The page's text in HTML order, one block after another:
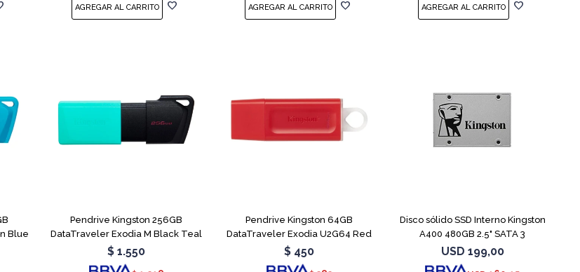
Blue
Pendrive Kingston 256GB
DataTraveler Exodia M Black Teal
$ 1.550
Pendrive Kingston 64GB
DataTraveler Exodia U2G64 Red
$ 450
Disco sólido SSD Interno Kingston
A400 480GB 2.5" SATA 3
USD 199,00